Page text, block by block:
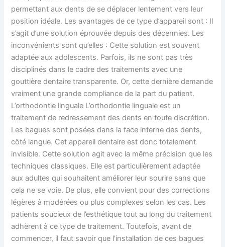
permettant aux dents de se déplacer lentement vers leur
position idéale. Les avantages de ce type d’appareil sont : Il
s’agit d’une solution éprouvée depuis des décennies. Les
inconvénients sont qu’elles : Cette solution est souvent
adaptée aux adolescents. Parfois, ils ne sont pas très
disciplinés dans le cadre des traitements avec une
gouttière dentaire transparente. Or, cette dernière demande
vraiment une grande compliance de la part du patient.
L’orthodontie linguale L’orthodontie linguale est un
traitement de redressement des dents en toute discrétion.
Les bagues sont posées dans la face interne des dents,
côté langue. Cet appareil dentaire est donc totalement
invisible. Cette solution agit avec la même précision que les
techniques classiques. Elle est particulièrement adaptée
aux adultes qui souhaitent améliorer leur sourire sans que
cela ne se voie. De plus, elle convient pour des corrections
légères à modérées ou plus complexes selon les cas. Les
patients soucieux de l’esthétique tout au long du traitement
adhèrent à ce type de traitement. Toutefois, avant de
commencer, il faut savoir que l’installation de ces bagues